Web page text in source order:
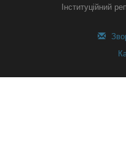
Інституційний